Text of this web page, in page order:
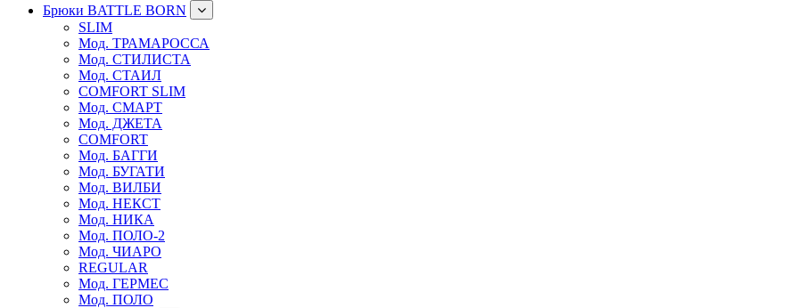
Брюки BATTLE BORN
SLIM
Мод. ТРАМАРОССА
Мод. СТИЛИСТА
Мод. СТАИЛ
COMFORT SLIM
Мод. СМАРТ
Мод. ДЖЕТА
COMFORT
Мод. БАГГИ
Мод. БУГАТИ
Мод. ВИЛБИ
Мод. НЕКСТ
Мод. НИКА
Мод. ПОЛО-2
Мод. ЧИАРО
REGULAR
Мод. ГЕРМЕС
Мод. ПОЛО